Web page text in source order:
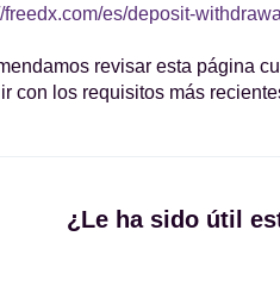
freedx.com/es/deposit-
revisar esta página
con los requisitos más
¿Le ha sido útil